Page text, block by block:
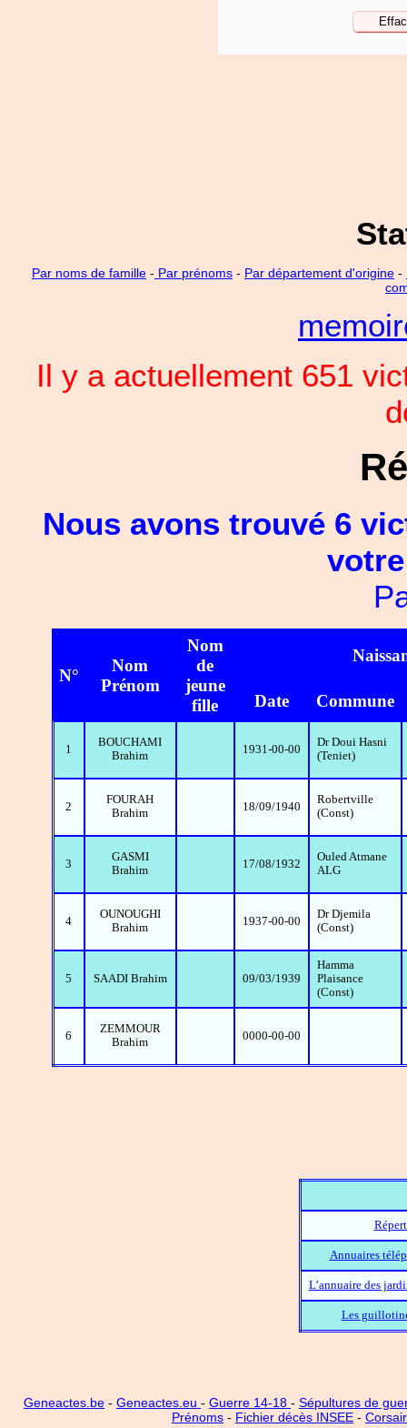
Par noms de famille - Par prénoms - Par département d'origine -
Il y a actuellement 651
Nous avons trouvé 6
N°
Nom
Prénom
Nom
de
jeune
fille
Date Commune
1
BOUCHAMI
Brahim
1931-00-00
Dr Doui Hasni
(Teniet)
2
FOURAH
Brahim
18/09/1940
Robertville
(Const)
3
GASMI
Brahim
17/08/1932
Ouled Atmane
ALG
4
OUNOUGHI
Brahim
1937-00-00
Dr Djemila
(Const)
5 SAADI Brahim 09/03/1939
Hamma
Plaisance
(Const)
6
ZEMMOUR
Brahim
0000-00-00
Annuaires
L’annuaire des
Les
Geneactes.be - Geneactes.eu - Guerre 14-18 - Sépultures de
Prénoms - Fichier décès INSEE -